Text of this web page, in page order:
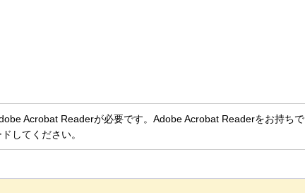
Acrobat Readerが必要です。Adobe Acrobat Readerをお持ちで
してください。